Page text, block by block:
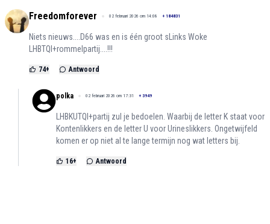
Freedomforever 02 februari 2026 om 14:08 + 184831
Niets nieuws....D66 was en is één groot sLinks Woke
LHBTQI+rommelpartij....!!!
74+ Antwoord
polka 02 februari 2026 om 17:31 + 3949
LHBKUTQI+partij zul je bedoelen. Waarbij de letter K staat voor
Kontenlikkers en de letter U voor Urineslikkers. Ongetwijfeld
komen er op niet al te lange termijn nog wat letters bij.
16+ Antwoord